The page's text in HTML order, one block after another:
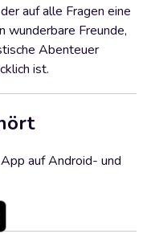
auf alle Fragen eine
wunderbare Freunde,
Abenteuer
ist.
auf Android- und